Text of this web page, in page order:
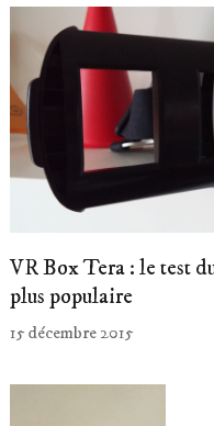
VR Box Tera : le test
plus populaire
15 décembre 2015